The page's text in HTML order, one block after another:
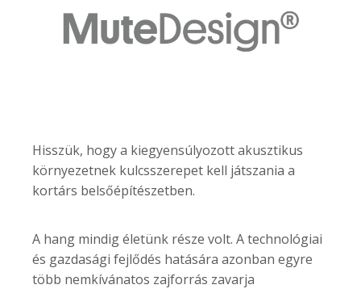
Hisszük, hogy a kiegyensúlyozott akusztikus
környezetnek kulcsszerepet kell játszania a
kortárs belsőépítészetben.
A hang mindig életünk része volt. A technológiai
és gazdasági fejlődés hatására azonban egyre
több nemkívánatos zajforrás zavarja